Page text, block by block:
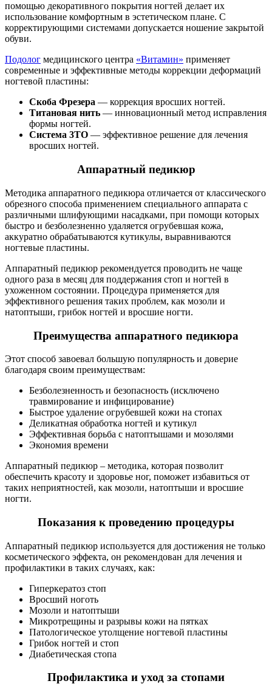
помощью декоративного покрытия ногтей делает их
использование комфортным в эстетическом плане. С
корректирующими системами допускается ношение закрытой
обуви.
Подолог медицинского центра «Витамин» применяет
современные и эффективные методы коррекции деформаций
ногтевой пластины:
Скоба Фрезера — коррекция вросших ногтей.
Титановая нить — инновационный метод исправления
формы ногтей.
Система 3ТО — эффективное решение для лечения
вросших ногтей.
Аппаратный педикюр
Методика аппаратного педикюра отличается от классического
обрезного способа применением специального аппарата с
различными шлифующими насадками, при помощи которых
быстро и безболезненно удаляется огрубевшая кожа,
аккуратно обрабатываются кутикулы, выравниваются
ногтевые пластины.
Аппаратный педикюр рекомендуется проводить не чаще
одного раза в месяц для поддержания стоп и ногтей в
ухоженном состоянии. Процедура применяется для
эффективного решения таких проблем, как мозоли и
натоптыши, грибок ногтей и вросшие ногти.
Преимущества аппаратного педикюра
Этот способ завоевал большую популярность и доверие
благодаря своим преимуществам:
Безболезненность и безопасность (исключено
травмирование и инфицирование)
Быстрое удаление огрубевшей кожи на стопах
Деликатная обработка ногтей и кутикул
Эффективная борьба с натоптышами и мозолями
Экономия времени
Аппаратный педикюр – методика, которая позволит
обеспечить красоту и здоровье ног, поможет избавиться от
таких неприятностей, как мозоли, натоптыши и вросшие
ногти.
Показания к проведению процедуры
Аппаратный педикюр используется для достижения не только
косметического эффекта, он рекомендован для лечения и
профилактики в таких случаях, как:
Гиперкератоз стоп
Вросший ноготь
Мозоли и натоптыши
Микротрещины и разрывы кожи на пятках
Патологическое утолщение ногтевой пластины
Грибок ногтей и стоп
Диабетическая стопа
Профилактика и уход за стопами